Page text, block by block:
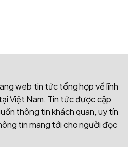
web tin tức tổng hợp về lĩnh
Việt Nam. Tin tức được cập
thông tin khách quan, uy tín
tin mang tới cho người đọc